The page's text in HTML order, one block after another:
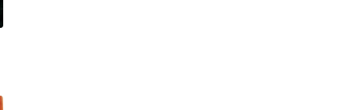
re
拍摄地位于加拿大西北地区阿克拉维克（Aklavik）附近的理查森山脉，